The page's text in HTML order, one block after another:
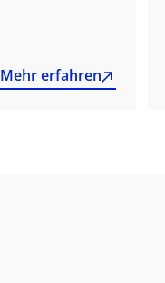
Mehr erfahren